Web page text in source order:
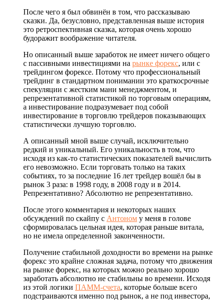
После чего я был обвинён в том, что рассказываю
сказки. Да, безусловно, представленная выше история
это ретроспективная сказка, которая очень хорошо
будоражит воображение читателя.
Но описанный выше заработок не имеет ничего общего
с пассивными инвестициями на рынке форекс, или с
трейдингом форексе. Потому что профессиональный
трейдинг в стандартном понимании это краткосрочные
спекуляции с жестким мани менеджментом, и
репрезентативной статистикой по торговым операциям,
а инвестирование подразумевает под собой
инвестирование в торговлю трейдеров показывающих
статистически лучшую торговлю.
А описанный мной выше случай, исключительно
редкий и уникальный. Его уникальность в том, что
исходя из как-то статистических показателей вычислить
его невозможно. Если торговать только на таких
событиях, то за последние 16 лет трейдер вошёл бы в
рынок 3 раза: в 1998 году, в 2008 году и в 2014.
Репрезентативно? Абсолютно не репрезентативно.
После этого комментария и некоторых наших
обсуждений по скайпу с Антоном у меня в голове
сформировалась цельная идея, которая раньше витала,
но не имела определенной законченности.
Получение стабильной доходности во времени на рынке
форекс это крайне сложная задача, потому что движения
на рынке форекс, на которых можно реально хорошо
заработать абсолютно не стабильны во времени. Исходя
из этой логики ПАММ-счета, которые больше всего
подстраиваются именно под рынок, а не под инвестора,